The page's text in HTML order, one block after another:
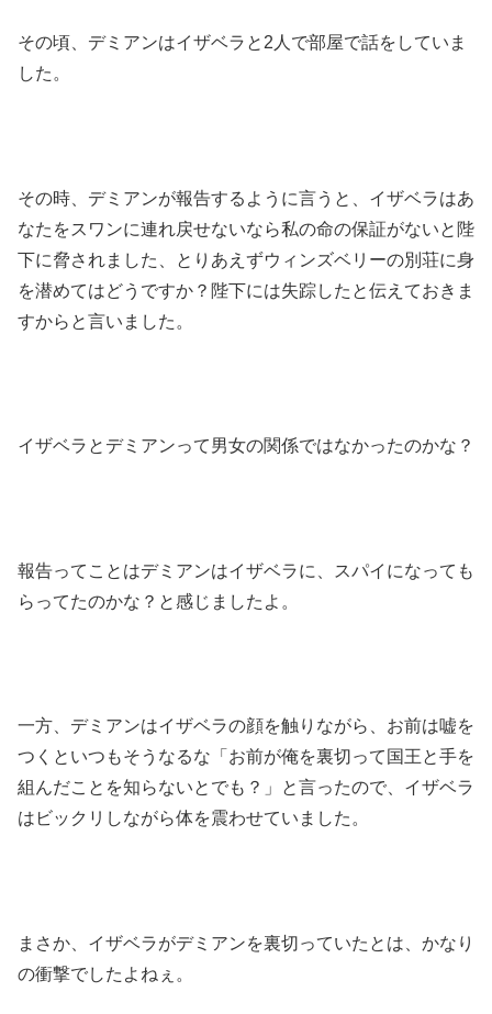
その頃、デミアンはイザベラと2人で部屋で話をしていま
した。
その時、デミアンが報告するように言うと、イザベラはあ
なたをスワンに連れ戻せないなら私の命の保証がないと陛
下に脅されました、とりあえずウィンズベリーの別荘に身
を潜めてはどうですか？陛下には失踪したと伝えておきま
すからと言いました。
イザベラとデミアンって男女の関係ではなかったのかな？
報告ってことはデミアンはイザベラに、スパイになっても
らってたのかな？と感じましたよ。
一方、デミアンはイザベラの顔を触りながら、お前は嘘を
つくといつもそうなるな「お前が俺を裏切って国王と手を
組んだことを知らないとでも？」と言ったので、イザベラ
はビックリしながら体を震わせていました。
まさか、イザベラがデミアンを裏切っていたとは、かなり
の衝撃でしたよねぇ。